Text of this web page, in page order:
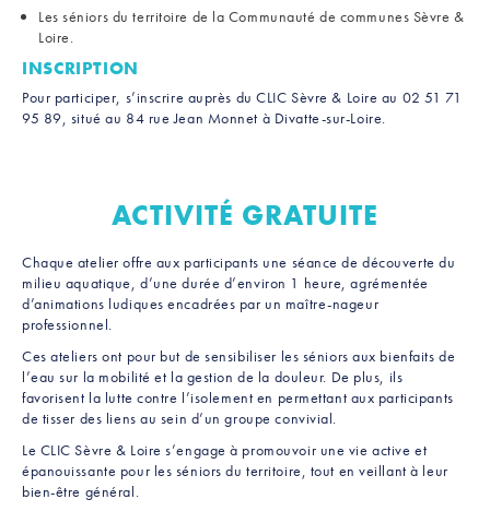
Les séniors du territoire de la Communauté de communes Sèvre &
Loire.
INSCRIPTION
Pour participer, s’inscrire auprès du CLIC Sèvre & Loire au 02 51 71
95 89, situé au 84 rue Jean Monnet à Divatte-sur-Loire.
ACTIVITÉ GRATUITE
Chaque atelier offre aux participants une séance de découverte du
milieu aquatique, d’une durée d’environ 1 heure, agrémentée
d’animations ludiques encadrées par un maître-nageur
professionnel.
Ces ateliers ont pour but de sensibiliser les séniors aux bienfaits de
l’eau sur la mobilité et la gestion de la douleur. De plus, ils
favorisent la lutte contre l’isolement en permettant aux participants
de tisser des liens au sein d’un groupe convivial.
Le CLIC Sèvre & Loire s’engage à promouvoir une vie active et
épanouissante pour les séniors du territoire, tout en veillant à leur
bien-être général.